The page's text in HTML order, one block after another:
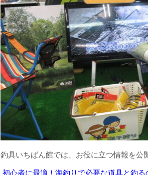
釣具いちばん館では、お役に立つ情報を公
初心者に最適！海釣りで必要な道具と釣